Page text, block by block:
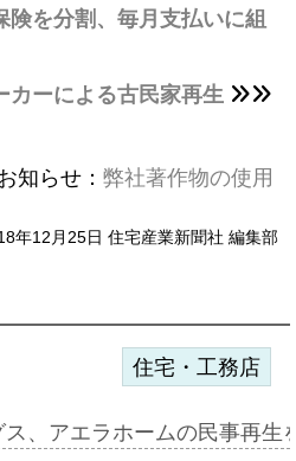
険を分割、毎月支払いに組
カーによる古民家再生
知らせ： 弊社著作物の使用
年12月25日 住宅産業新聞社 編集部
住宅・工務店
ス、アエラホームの民事再